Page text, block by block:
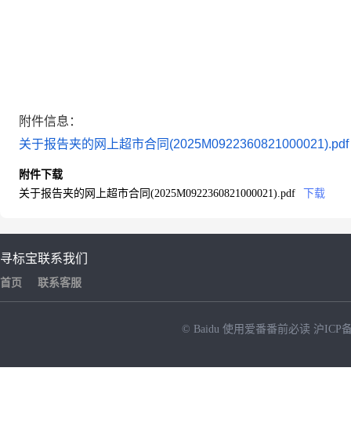
附件信息：
关于报告夹的网上超市合同(2025M0922360821000021).pdf
附件下载
关于报告夹的网上超市合同(2025M0922360821000021).pdf
下载
寻标宝
首页
联系我们
联系客服
© Baidu 使用爱番番前必读 沪ICP